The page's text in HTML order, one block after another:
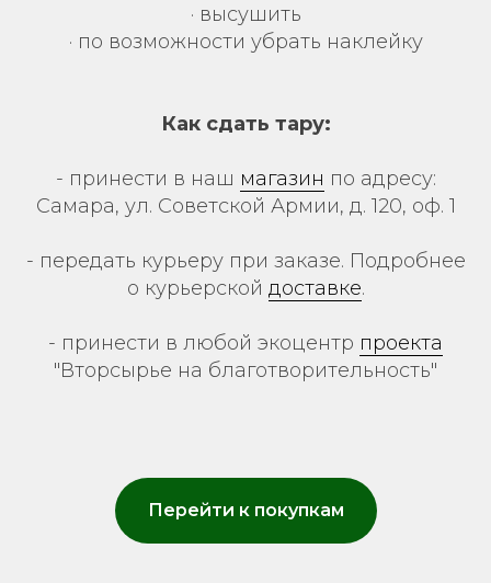
· высушить
· по возможности убрать наклейку
Как сдать тару:
- принести в наш магазин по адресу:
Самара, ул. Советской Армии, д. 120, оф. 1
- передать курьеру при заказе. Подробнее
о курьерской доставке.
- принести в любой экоцентр проекта
"Вторсырье на благотворительность"
Перейти к покупкам